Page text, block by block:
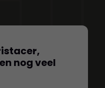
nog veel